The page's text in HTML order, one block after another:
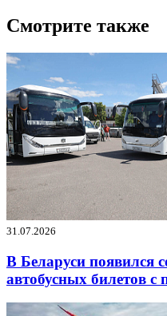
Смотрите также
31.07.2026
В Беларуси появился
автобусных билетов с